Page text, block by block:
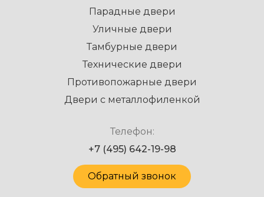
Парадные двери
Уличные двери
Тамбурные двери
Технические двери
Противопожарные двери
Двери с металлофиленкой
Телефон:
+7 (495) 642-19-98
Обратный звонок